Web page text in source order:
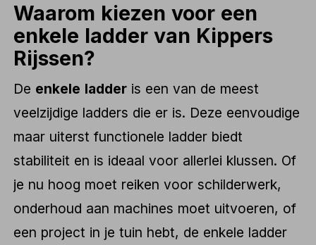
Waarom kiezen voor een
enkele ladder van Kippers
Rijssen?
De enkele ladder is een van de meest
veelzijdige ladders die er is. Deze eenvoudige
maar uiterst functionele ladder biedt
stabiliteit en is ideaal voor allerlei klussen. Of
je nu hoog moet reiken voor schilderwerk,
onderhoud aan machines moet uitvoeren, of
een project in je tuin hebt, de enkele ladder